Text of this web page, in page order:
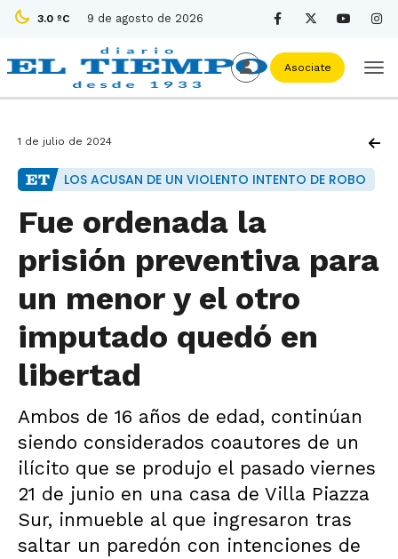
3.0 ºC 9 de agosto de 2026
Asociate
1 de julio de 2024
LOS ACUSAN DE UN VIOLENTO INTENTO DE ROBO
Fue ordenada la
prisión preventiva para
un menor y el otro
imputado quedó en
libertad
Ambos de 16 años de edad, continúan
siendo considerados coautores de un
ilícito que se produjo el pasado viernes
21 de junio en una casa de Villa Piazza
Sur, inmueble al que ingresaron tras
saltar un paredón con intenciones de